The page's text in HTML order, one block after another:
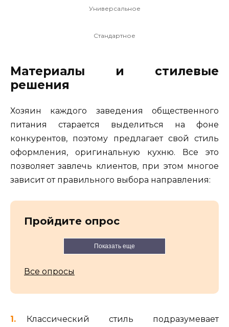
Универсальное
Стандартное
Материалы и стилевые
решения
Хозяин каждого заведения общественного
питания старается выделиться на фоне
конкурентов, поэтому предлагает свой стиль
оформления, оригинальную кухню. Все это
позволяет завлечь клиентов, при этом многое
зависит от правильного выбора направления:
Пройдите опрос
Показать еще
Все опросы
Классический стиль подразумевает